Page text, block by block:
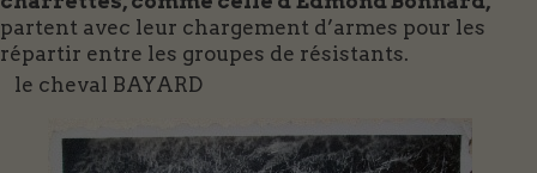
partent avec leur chargement d’armes pour les
répartir entre les groupes de résistants.
le cheval BAYARD